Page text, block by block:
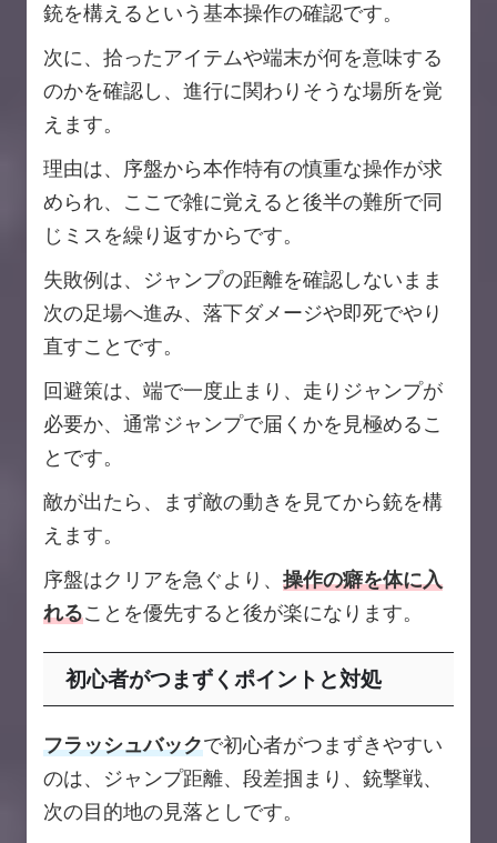
銃を構えるという基本操作の確認です。
次に、拾ったアイテムや端末が何を意味する
のかを確認し、進行に関わりそうな場所を覚
えます。
理由は、序盤から本作特有の慎重な操作が求
められ、ここで雑に覚えると後半の難所で同
じミスを繰り返すからです。
失敗例は、ジャンプの距離を確認しないまま
次の足場へ進み、落下ダメージや即死でやり
直すことです。
回避策は、端で一度止まり、走りジャンプが
必要か、通常ジャンプで届くかを見極めるこ
とです。
敵が出たら、まず敵の動きを見てから銃を構
えます。
序盤はクリアを急ぐより、 操作の癖を体に入
れることを優先すると後が楽になります。
初心者がつまずくポイントと対処
フラッシュバックで初心者がつまずきやすい
のは、ジャンプ距離、段差掴まり、銃撃戦、
次の目的地の見落としです。